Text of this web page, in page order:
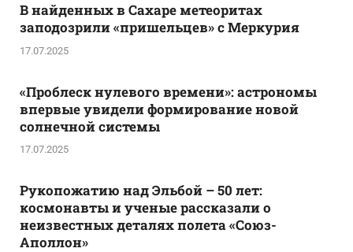
В найденных в Сахаре метеоритах
заподозрили «пришельцев» с Меркурия
17.07.2025
«Проблеск нулевого времени»: астрономы
впервые увидели формирование новой
солнечной системы
17.07.2025
Рукопожатию над Эльбой – 50 лет:
космонавты и ученые рассказали о
неизвестных деталях полета «Союз-
Аполлон»